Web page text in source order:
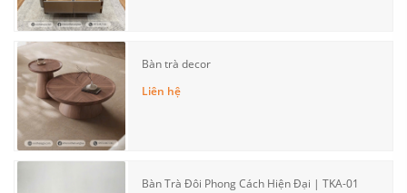
Bàn trà decor
Liên hệ
Bàn Trà Đôi Phong Cách Hiện Đại | TKA-01